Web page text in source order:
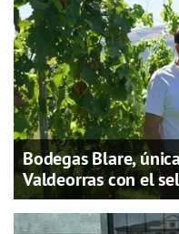
Bodegas Blare,
Valdeorras con el